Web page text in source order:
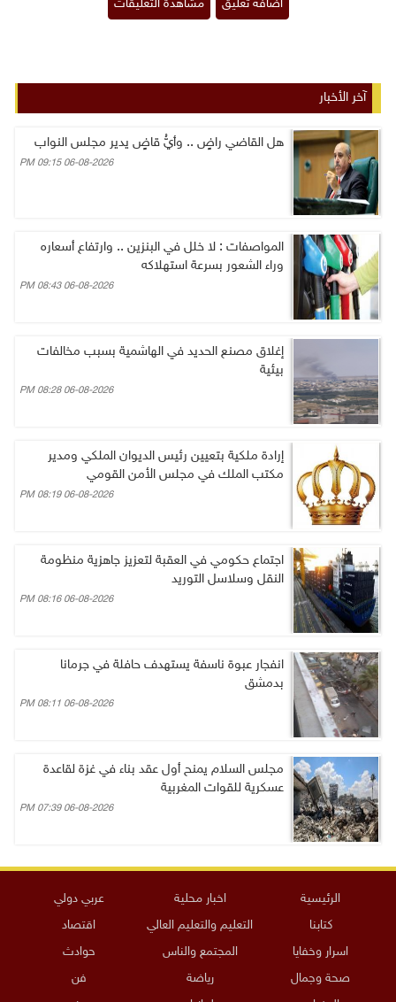
آخر الأخبار
هل القاضي راضٍ .. وأيُّ قاضٍ يدير مجلس النواب
06-08-2026 09:15 PM
المواصفات : لا خلل في البنزين .. وارتفاع أسعاره
وراء الشعور بسرعة استهلاكه
06-08-2026 08:43 PM
إغلاق مصنع الحديد في الهاشمية بسبب مخالفات
بيئية
06-08-2026 08:28 PM
إرادة ملكية بتعيين رئيس الديوان الملكي ومدير
مكتب الملك في مجلس الأمن القومي
06-08-2026 08:19 PM
اجتماع حكومي في العقبة لتعزيز جاهزية منظومة
النقل وسلاسل التوريد
06-08-2026 08:16 PM
انفجار عبوة ناسفة يستهدف حافلة في جرمانا
بدمشق
06-08-2026 08:11 PM
مجلس السلام يمنح أول عقد بناء في غزة لقاعدة
عسكرية للقوات المغربية
06-08-2026 07:39 PM
الرئيسية اخبار محلية
عربي دولي
كتابنا
التعليم والتعليم العالي
اقتصاد
اسرار وخفايا
المجتمع والناس
حوادث
صحة وجمال
رياضة
فن